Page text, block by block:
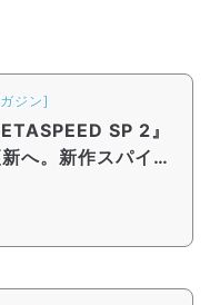
ジン]
SP 2』
へ。新作スパイク
ターが体感！